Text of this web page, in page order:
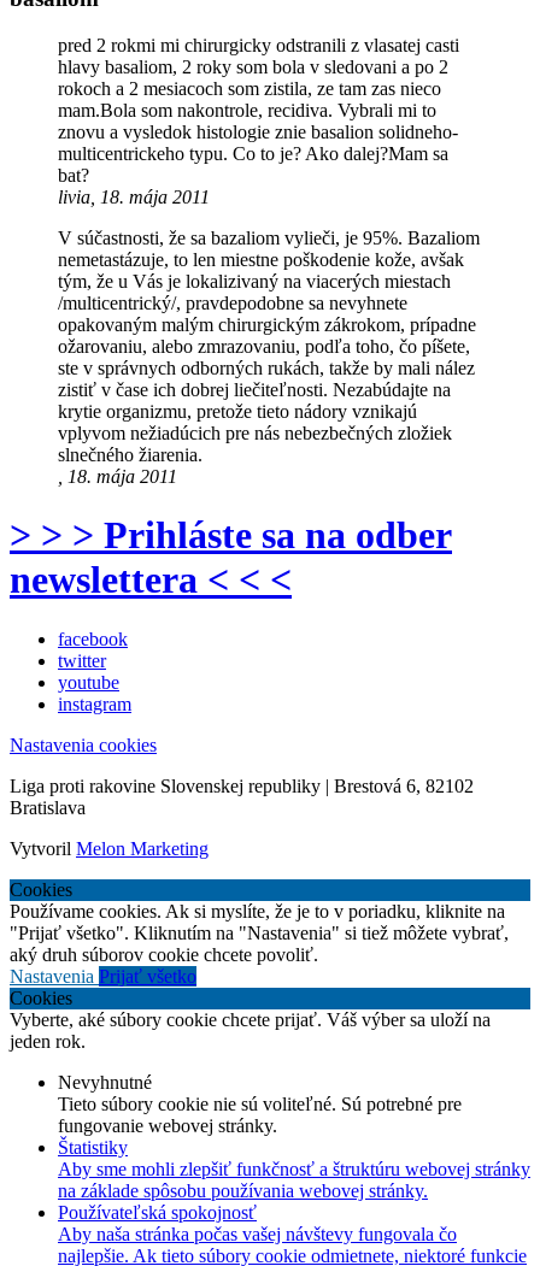
pred 2 rokmi mi chirurgicky odstranili z vlasatej casti
hlavy basaliom, 2 roky som bola v sledovani a po 2
rokoch a 2 mesiacoch som zistila, ze tam zas nieco
mam.Bola som nakontrole, recidiva. Vybrali mi to
znovu a vysledok histologie znie basalion solidneho-
multicentrickeho typu. Co to je? Ako dalej?Mam sa
bat?
livia, 18. mája 2011
V súčastnosti, že sa bazaliom vylieči, je 95%. Bazaliom
nemetastázuje, to len miestne poškodenie kože, avšak
tým, že u Vás je lokalizivaný na viacerých miestach
/multicentrický/, pravdepodobne sa nevyhnete
opakovaným malým chirurgickým zákrokom, prípadne
ožarovaniu, alebo zmrazovaniu, podľa toho, čo píšete,
ste v správnych odborných rukách, takže by mali nález
zistiť v čase ich dobrej liečiteľnosti. Nezabúdajte na
krytie organizmu, pretože tieto nádory vznikajú
vplyvom nežiadúcich pre nás nebezbečných zložiek
slnečného žiarenia.
, 18. mája 2011
> > > Prihláste sa na odber
newslettera < < <
facebook
twitter
youtube
instagram
Nastavenia cookies
Liga proti rakovine Slovenskej republiky | Brestová 6, 82102
Bratislava
Vytvoril Melon Marketing
Cookies
Používame cookies. Ak si myslíte, že je to v poriadku, kliknite na
"Prijať všetko". Kliknutím na "Nastavenia" si tiež môžete vybrať,
aký druh súborov cookie chcete povoliť.
Nastavenia Prijať všetko
Cookies
Vyberte, aké súbory cookie chcete prijať. Váš výber sa uloží na
jeden rok.
Nevyhnutné
Tieto súbory cookie nie sú voliteľné. Sú potrebné pre
fungovanie webovej stránky.
Štatistiky
Aby sme mohli zlepšiť funkčnosť a štruktúru webovej stránky
na základe spôsobu používania webovej stránky.
Používateľská spokojnosť
Aby naša stránka počas vašej návštevy fungovala čo
najlepšie. Ak tieto súbory cookie odmietnete, niektoré funkcie